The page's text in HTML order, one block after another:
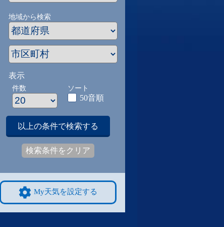
地域から検索
表示
件数 ソート
50音順
以上の条件で検索する
検索条件をクリア
My天気を設定する